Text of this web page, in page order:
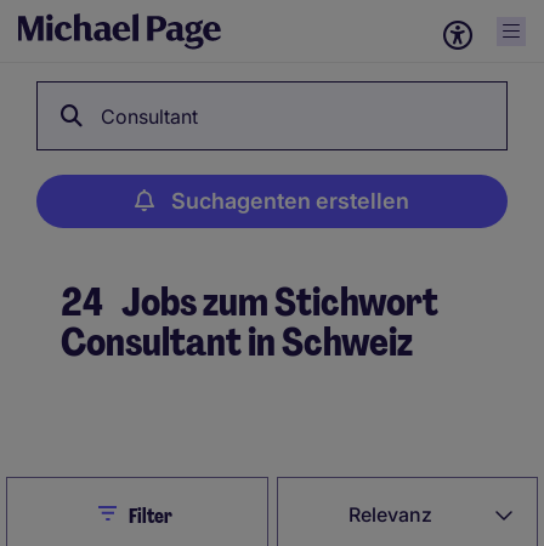
Consultant
Suchagenten erstellen
24 Jobs zum Stichwort
Consultant in Schweiz
Relevanz
CloseFilter